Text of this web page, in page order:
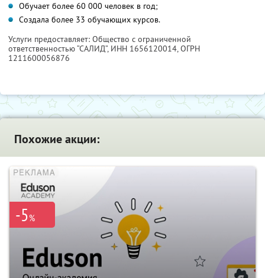
Обучает более 60 000 человек в год;
Создала более 33 обучающих курсов.
Услуги предоставляет: Общество с ограниченной
ответственностью “САЛИД”, ИНН 1656120014, ОГРН
1211600056876
Похожие акции:
-5%